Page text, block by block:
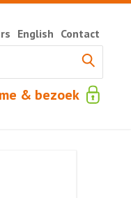
& bezoek
English Contact